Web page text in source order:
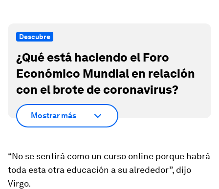
Descubre
¿Qué está haciendo el Foro
Económico Mundial en relación
con el brote de coronavirus?
Mostrar más
“No se sentirá como un curso online porque habrá
toda esta otra educación a su alrededor”, dijo
Virgo.